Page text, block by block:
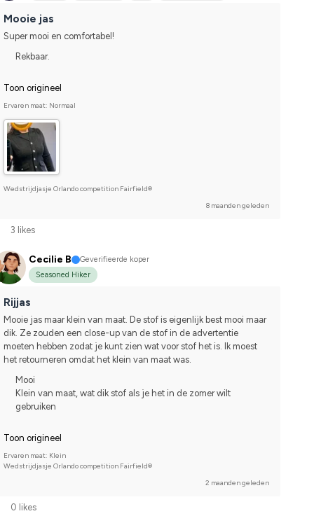
Mooie jas
Super mooi en comfortabel!
Rekbaar.
Toon origineel
Ervaren maat: Normaal
Wedstrijdjasje Orlando competition Fairfield®
8 maanden geleden
3 likes
Cecilie B
Geverifieerde koper
Seasoned Hiker
Rijjas
Mooie jas maar klein van maat. De stof is eigenlijk best mooi maar
dik. Ze zouden een close-up van de stof in de advertentie
moeten hebben zodat je kunt zien wat voor stof het is. Ik moest
het retourneren omdat het klein van maat was.
Mooi
Klein van maat, wat dik stof als je het in de zomer wilt
gebruiken
Toon origineel
Ervaren maat: Klein
Wedstrijdjasje Orlando competition Fairfield®
2 maanden geleden
0 likes